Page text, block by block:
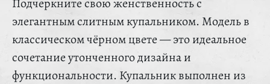
элегантным слитным купальником. Модель в
классическом чёрном цвете — это идеальное
сочетание утонченного дизайна и
функциональности. Купальник выполнен из